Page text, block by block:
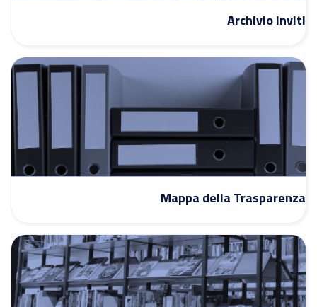
Archivio Inviti
Mappa della Trasparenza